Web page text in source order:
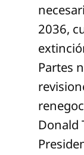
2036,
Partes
Donald